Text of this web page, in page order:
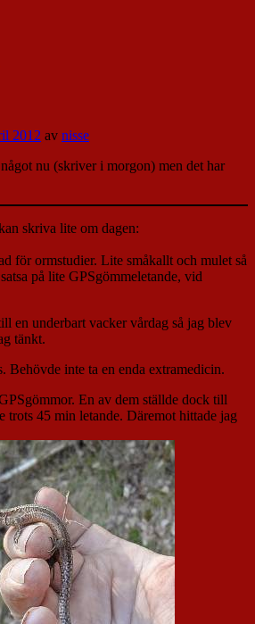
2012 av nisse
nu (skriver i morgon) men det har
skriva lite om dagen:
för ormstudier. Lite småkallt och mulet så
på lite GPSgömmeletande, vid
en underbart vacker vårdag så jag blev
tänkt.
Behövde inte ta en enda extramedicin.
En av dem ställde dock till
trots 45 min letande. Däremot hittade jag